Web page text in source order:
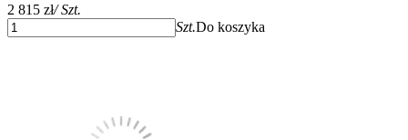
2 815 zł/ Szt.
Szt.Do koszyka